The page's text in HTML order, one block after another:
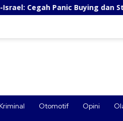
Buying dan Stres
Otomotif Opini